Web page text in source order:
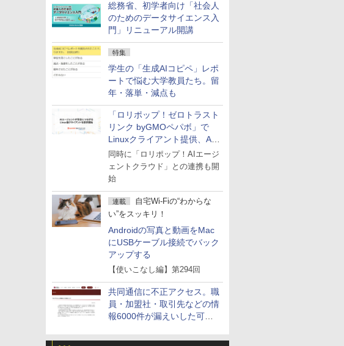
総務省、初学者向け「社会人
のためのデータサイエンス入
門」リニューアル開講
特集
学生の「生成AIコピペ」レポ
ートで悩む大学教員たち。留
年・落単・減点も
「ロリポップ！ゼロトラスト
リンク byGMOペパボ」で
Linuxクライアント提供、AI
エージェントの接続が容易に
同時に「ロリポップ！AIエージ
ェントクラウド」との連携も開
始
連載
自宅Wi-Fiの“わからな
い”をスッキリ！
Androidの写真と動画をMac
にUSBケーブル接続でバック
アップする
【使いこなし編】第294回
共同通信に不正アクセス。職
員・加盟社・取引先などの情
報6000件が漏えいした可能